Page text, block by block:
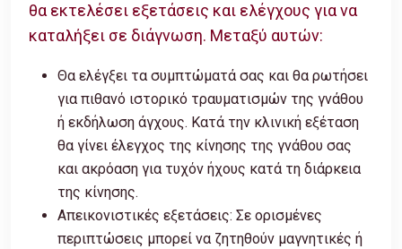
θα εκτελέσει εξετάσεις και ελέγχους για να
καταλήξει σε διάγνωση. Μεταξύ αυτών:
Θα ελέγξει τα συμπτώματά σας και θα ρωτήσει
για πιθανό ιστορικό τραυματισμών της γνάθου
ή εκδήλωση άγχους. Κατά την κλινική εξέταση
θα γίνει έλεγχος της κίνησης της γνάθου σας
και ακρόαση για τυχόν ήχους κατά τη διάρκεια
της κίνησης.
Απεικονιστικές εξετάσεις: Σε ορισμένες
περιπτώσεις μπορεί να ζητηθούν μαγνητικές ή